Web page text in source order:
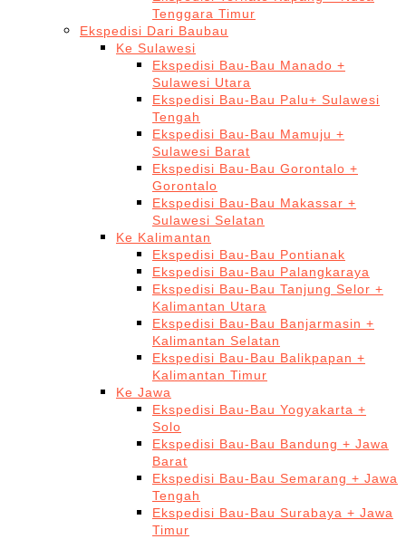
Tenggara Timur
Ekspedisi Dari Baubau
Ke Sulawesi
Ekspedisi Bau-Bau Manado +
Sulawesi Utara
Ekspedisi Bau-Bau Palu+ Sulawesi
Tengah
Ekspedisi Bau-Bau Mamuju +
Sulawesi Barat
Ekspedisi Bau-Bau Gorontalo +
Gorontalo
Ekspedisi Bau-Bau Makassar +
Sulawesi Selatan
Ke Kalimantan
Ekspedisi Bau-Bau Pontianak
Ekspedisi Bau-Bau Palangkaraya
Ekspedisi Bau-Bau Tanjung Selor +
Kalimantan Utara
Ekspedisi Bau-Bau Banjarmasin +
Kalimantan Selatan
Ekspedisi Bau-Bau Balikpapan +
Kalimantan Timur
Ke Jawa
Ekspedisi Bau-Bau Yogyakarta +
Solo
Ekspedisi Bau-Bau Bandung + Jawa
Barat
Ekspedisi Bau-Bau Semarang + Jawa
Tengah
Ekspedisi Bau-Bau Surabaya + Jawa
Timur